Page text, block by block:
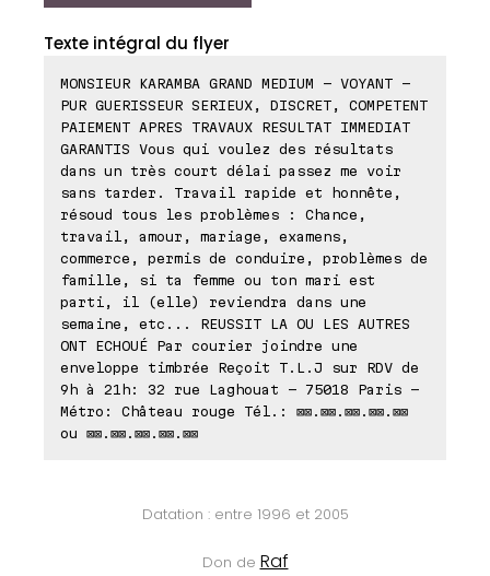
Texte intégral du flyer
MONSIEUR KARAMBA GRAND MEDIUM - VOYANT -
PUR GUERISSEUR SERIEUX, DISCRET, COMPETENT
PAIEMENT APRES TRAVAUX RESULTAT IMMEDIAT
GARANTIS Vous qui voulez des résultats
dans un très court délai passez me voir
sans tarder. Travail rapide et honnête,
résoud tous les problèmes : Chance,
travail, amour, mariage, examens,
commerce, permis de conduire, problèmes de
famille, si ta femme ou ton mari est
parti, il (elle) reviendra dans une
semaine, etc... REUSSIT LA OU LES AUTRES
ONT ECHOUÉ Par courier joindre une
enveloppe timbrée Reçoit T.L.J sur RDV de
9h à 21h: 32 rue Laghouat - 75018 Paris -
Métro: Château rouge Tél.: ⊠⊠.⊠⊠.⊠⊠.⊠⊠.⊠⊠
ou ⊠⊠.⊠⊠.⊠⊠.⊠⊠.⊠⊠
Datation : entre 1996 et 2005
Don de Raf